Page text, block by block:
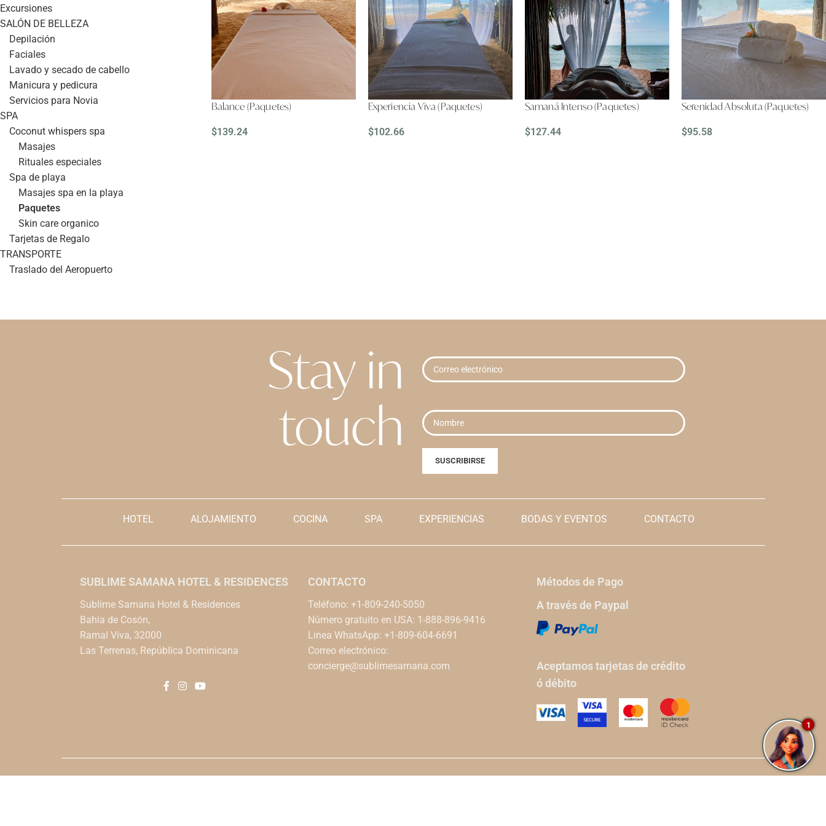
Excursiones
SALÓN DE BELLEZA
Depilación
Faciales
Lavado y secado de cabello
Manicura y pedicura
Servicios para Novia
SPA
Coconut whispers spa
Masajes
Rituales especiales
Spa de playa
Masajes spa en la playa
Paquetes
Skin care organico
Tarjetas de Regalo
TRANSPORTE
Traslado del Aeropuerto
Balance (Paquetes)
$139.24
Experiencia Viva (Paquetes)
$102.66
Samaná Intenso (Paquetes)
$127.44
Serenidad Absoluta (Paquetes)
$95.58
Stay in
touch
HOTEL ALOJAMIENTO COCINA SPA EXPERIENCIAS BODAS Y EVENTOS CONTACTO
SUBLIME SAMANA HOTEL & RESIDENCES
Sublime Samana Hotel & Residences
Bahía de Cosón,
Ramal Viva, 32000
Las Terrenas, República Dominicana
CONTACTO
Teléfono: +1-809-240-5050
Número gratuito en USA: 1-888-896-9416
Linea WhatsApp: +1-809-604-6691
Correo electrónico:
concierge@sublimesamana.com
Métodos de Pago
A través de Paypal
Aceptamos tarjetas de crédito
ó débito
1